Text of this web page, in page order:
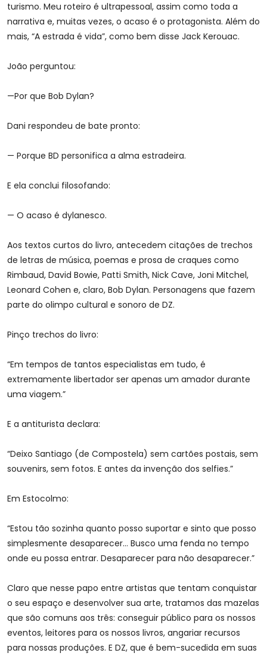
turismo. Meu roteiro é ultrapessoal, assim como toda a
narrativa e, muitas vezes, o acaso é o protagonista. Além do
mais, “A estrada é vida”, como bem disse Jack Kerouac.
João perguntou:
—Por que Bob Dylan?
Dani respondeu de bate pronto:
— Porque BD personifica a alma estradeira.
E ela conclui filosofando:
— O acaso é dylanesco.
Aos textos curtos do livro, antecedem citações de trechos
de letras de música, poemas e prosa de craques como
Rimbaud, David Bowie, Patti Smith, Nick Cave, Joni Mitchel,
Leonard Cohen e, claro, Bob Dylan. Personagens que fazem
parte do olimpo cultural e sonoro de DZ.
Pinço trechos do livro:
“Em tempos de tantos especialistas em tudo, é
extremamente libertador ser apenas um amador durante
uma viagem.”
E a antiturista declara:
“Deixo Santiago (de Compostela) sem cartões postais, sem
souvenirs, sem fotos. E antes da invenção dos selfies.”
Em Estocolmo:
“Estou tão sozinha quanto posso suportar e sinto que posso
simplesmente desaparecer… Busco uma fenda no tempo
onde eu possa entrar. Desaparecer para não desaparecer.”
Claro que nesse papo entre artistas que tentam conquistar
o seu espaço e desenvolver sua arte, tratamos das mazelas
que são comuns aos três: conseguir público para os nossos
eventos, leitores para os nossos livros, angariar recursos
para nossas produções. E DZ, que é bem-sucedida em suas